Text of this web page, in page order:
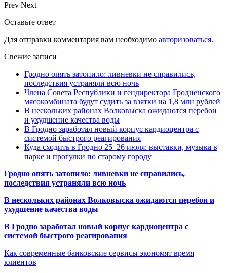
Prev Next
Оставьте ответ
Для отправки комментария вам необходимо авторизоваться.
Свежие записи
Гродно опять затопило: ливневки не справились,
последствия устраняли всю ночь
Члена Совета Республики и гендиректора Гродненского
мясокомбината будут судить за взятки на 1,8 млн рублей
В нескольких районах Волковыска ожидаются перебои
и ухудшение качества воды
В Гродно заработал новый корпус кардиоцентра с
системой быстрого реагирования
Куда сходить в Гродно 25–26 июля: выставки, музыка в
парке и прогулки по старому городу
Гродно опять затопило: ливневки не справились,
последствия устраняли всю ночь
В нескольких районах Волковыска ожидаются перебои и
ухудшение качества воды
В Гродно заработал новый корпус кардиоцентра с
системой быстрого реагирования
Как современные банковские сервисы экономят время
клиентов